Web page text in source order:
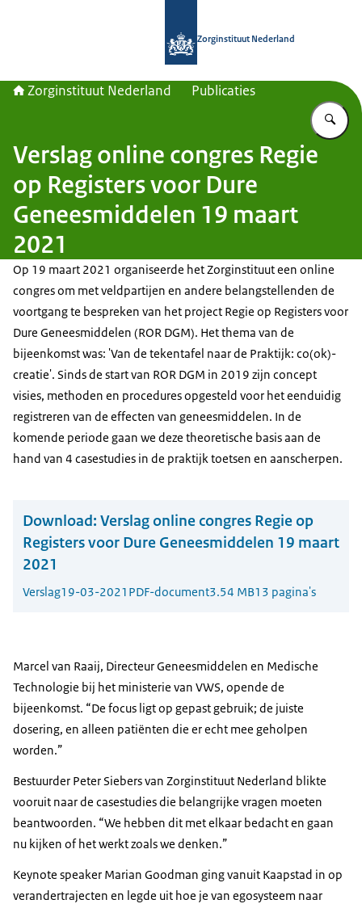
Zorginstituut Nederland
Zorginstituut Nederland Publicaties
Verslag online congres Regie
op Registers voor Dure
Geneesmiddelen 19 maart
2021
Op 19 maart 2021 organiseerde het Zorginstituut een online
congres om met veldpartijen en andere belangstellenden de
voortgang te bespreken van het project Regie op Registers voor
Dure Geneesmiddelen (ROR DGM). Het thema van de
bijeenkomst was: 'Van de tekentafel naar de Praktijk: co(ok)-
creatie'. Sinds de start van ROR DGM in 2019 zijn concept
visies, methoden en procedures opgesteld voor het eenduidig
registreren van de effecten van geneesmiddelen. In de
komende periode gaan we deze theoretische basis aan de
hand van 4 casestudies in de praktijk toetsen en aanscherpen.
Download: Verslag online congres Regie op
Registers voor Dure Geneesmiddelen 19 maart
2021
Verslag19-03-2021 PDF-document3.54 MB13 pagina's
Marcel van Raaij, Directeur Geneesmiddelen en Medische
Technologie bij het ministerie van VWS, opende de
bijeenkomst. “De focus ligt op gepast gebruik; de juiste
dosering, en alleen patiënten die er echt mee geholpen
worden.”
Bestuurder Peter Siebers van Zorginstituut Nederland blikte
vooruit naar de casestudies die belangrijke vragen moeten
beantwoorden. “We hebben dit met elkaar bedacht en gaan
nu kijken of het werkt zoals we denken.”
Keynote speaker Marian Goodman ging vanuit Kaapstad in op
verandertrajecten en legde uit hoe je van egosysteem naar